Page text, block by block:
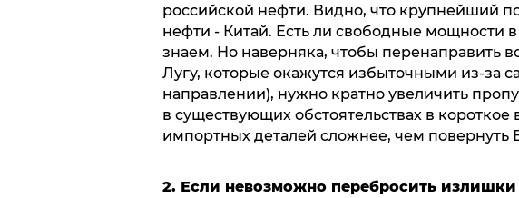
российской нефти. Видно, что крупнейший
нефти - Китай. Есть ли свободные мощности
знаем. Но наверняка, чтобы перенаправить
Лугу, которые окажутся избыточными из-за
направлении), нужно кратно увеличить
в существующих обстоятельствах в короткое
импортных деталей сложнее, чем повернуть
2. Если невозможно перебросить излишки